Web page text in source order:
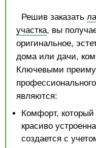
Решив заказать
участка, вы
оригинальное,
дома или дачи,
Ключевыми
являются:
Комфорт, который
красиво
создается с